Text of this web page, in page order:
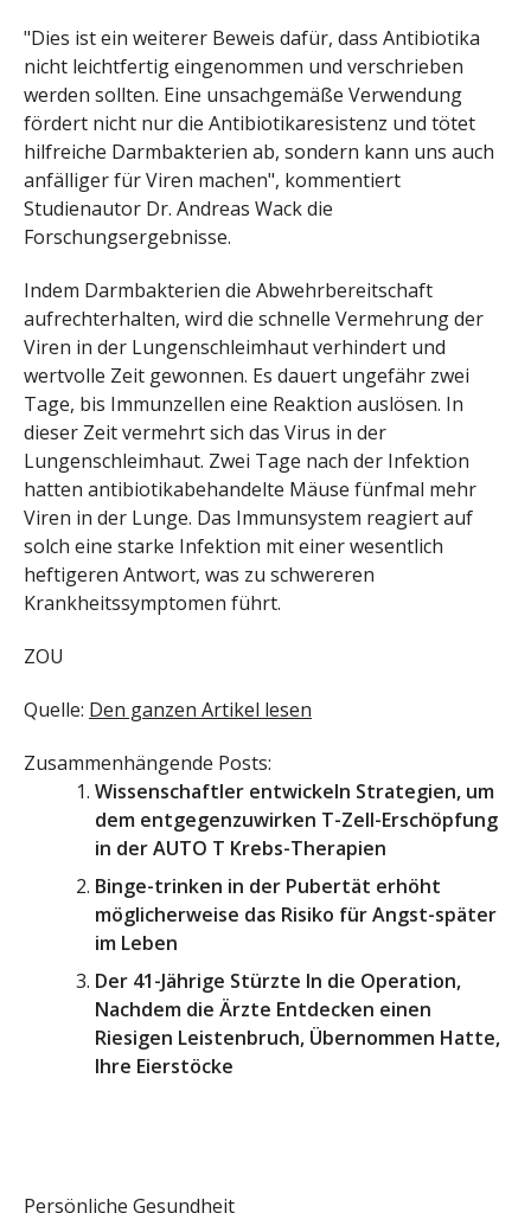
"Dies ist ein weiterer Beweis dafür, dass Antibiotika
nicht leichtfertig eingenommen und verschrieben
werden sollten. Eine unsachgemäße Verwendung
fördert nicht nur die Antibiotikaresistenz und tötet
hilfreiche Darmbakterien ab, sondern kann uns auch
anfälliger für Viren machen", kommentiert
Studienautor Dr. Andreas Wack die
Forschungsergebnisse.
Indem Darmbakterien die Abwehrbereitschaft
aufrechterhalten, wird die schnelle Vermehrung der
Viren in der Lungenschleimhaut verhindert und
wertvolle Zeit gewonnen. Es dauert ungefähr zwei
Tage, bis Immunzellen eine Reaktion auslösen. In
dieser Zeit vermehrt sich das Virus in der
Lungenschleimhaut. Zwei Tage nach der Infektion
hatten antibiotikabehandelte Mäuse fünfmal mehr
Viren in der Lunge. Das Immunsystem reagiert auf
solch eine starke Infektion mit einer wesentlich
heftigeren Antwort, was zu schwereren
Krankheitssymptomen führt.
ZOU
Quelle: Den ganzen Artikel lesen
Zusammenhängende Posts:
Wissenschaftler entwickeln Strategien, um
dem entgegenzuwirken T-Zell-Erschöpfung
in der AUTO T Krebs-Therapien
Binge-trinken in der Pubertät erhöht
möglicherweise das Risiko für Angst-später
im Leben
Der 41-Jährige Stürzte In die Operation,
Nachdem die Ärzte Entdecken einen
Riesigen Leistenbruch, Übernommen Hatte,
Ihre Eierstöcke
Persönliche Gesundheit